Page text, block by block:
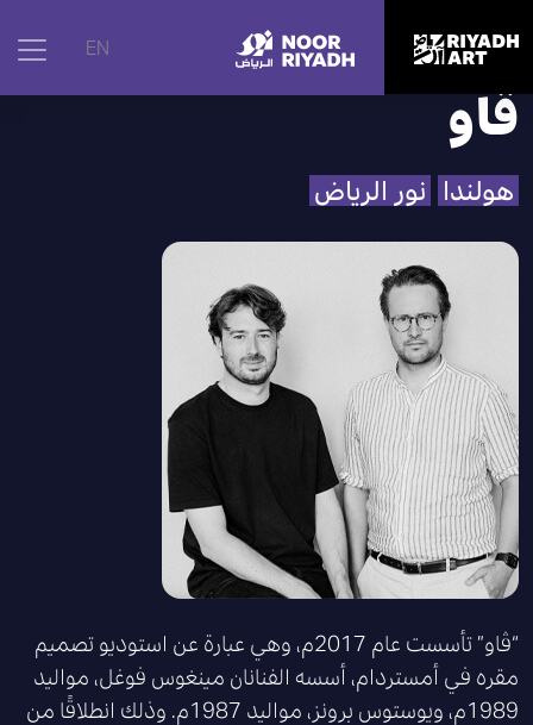
EN الرئيسية | الفنانون
ڤاو
هولندا نور الرياض
“ڤاو” تأسست عام 2017م، وهي عبارة عن استوديو تصميم
مقره في أمستردام، أسسه الفنانان مينغوس فوغل، مواليد
1989م، ويوستوس برونز، مواليد 1987م. وذلك انطلاقًا من